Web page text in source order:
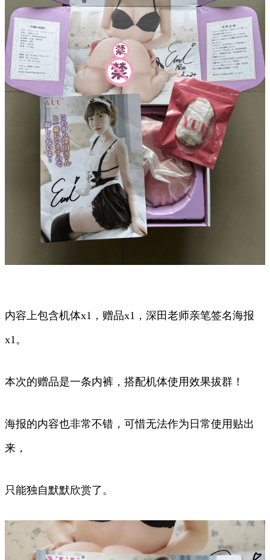
内容上包含机体x1，赠品x1，深田老师亲笔签名海报
x1。
本次的赠品是一条内裤，搭配机体使用效果拔群！
海报的内容也非常不错，可惜无法作为日常使用贴出
来，
只能独自默默欣赏了。